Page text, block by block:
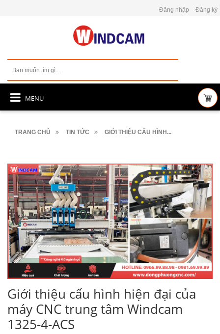
Đăng nhập Đăng ký
MENU
TRANG CHỦ TIN TỨC GIỚI THIỆU CẤU HÌNH...
Giới thiệu cấu hình hiện đại của
máy CNC trung tâm Windcam
1325-4-ACS